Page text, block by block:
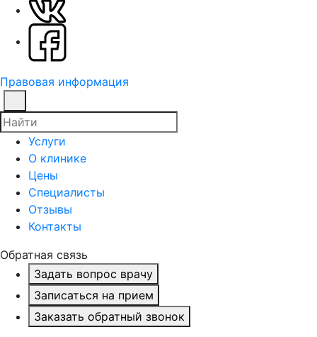
Правовая информация
Услуги
О клинике
Цены
Специалисты
Отзывы
Контакты
Обратная связь
Задать вопрос врачу
Записаться на прием
Заказать обратный звонок